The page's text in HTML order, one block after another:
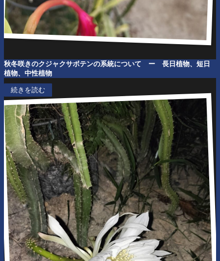
秋冬咲きのクジャクサボテンの系統について ー 長日植物、短日
植物、中性植物
続きを読む